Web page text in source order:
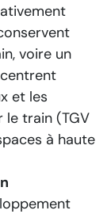
voire un
et les
train (TGV
à haute